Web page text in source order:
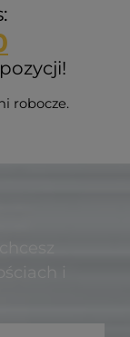
robocze.
i